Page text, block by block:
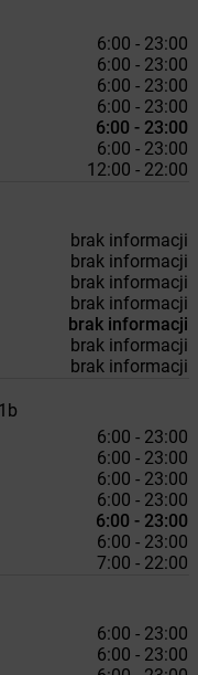
6:00 - 23:00
6:00 - 23:00
6:00 - 23:00
6:00 - 23:00
6:00 - 23:00
6:00 - 23:00
12:00 - 22:00
brak informacji
brak informacji
brak informacji
brak informacji
brak informacji
brak informacji
brak informacji
6:00 - 23:00
6:00 - 23:00
6:00 - 23:00
6:00 - 23:00
6:00 - 23:00
6:00 - 23:00
7:00 - 22:00
6:00 - 23:00
6:00 - 23:00